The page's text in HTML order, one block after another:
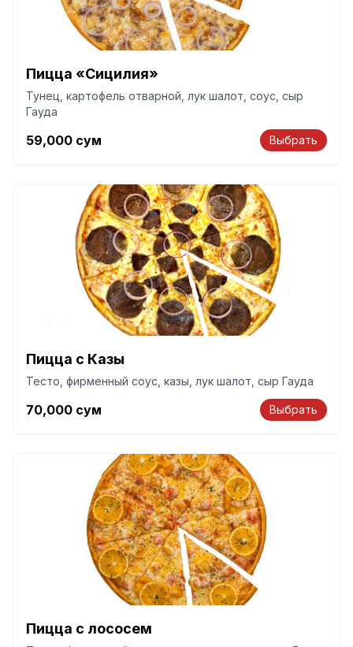
Пицца «Сицилия»
Тунец, картофель отварной, лук шалот, соус, сыр
Гауда
59,000 сум Выбрать
Пицца с Казы
Тесто, фирменный соус, казы, лук шалот, сыр Гауда
70,000 сум Выбрать
Пицца с лососем